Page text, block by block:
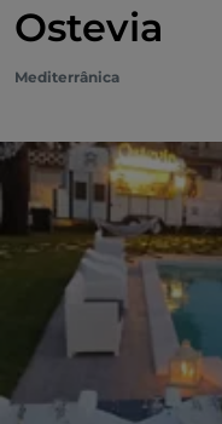
Ostevia
Mediterrânica